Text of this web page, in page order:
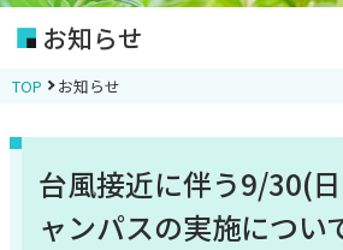
お知らせ
TOP お知らせ
台風接近に伴う9/30(
ャンパスの実施につい